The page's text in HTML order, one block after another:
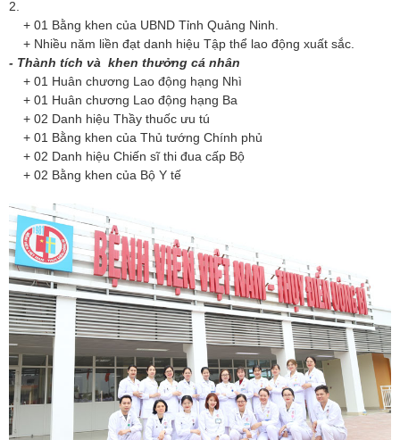
2.
+ 01 Bằng khen của UBND Tỉnh Quảng Ninh.
+ Nhiều năm liền đạt danh hiệu Tập thể lao động xuất sắc.
- Thành tích và khen thưởng cá nhân
+ 01 Huân chương Lao động hạng Nhì
+ 01 Huân chương Lao động hạng Ba
+ 02 Danh hiệu Thầy thuốc ưu tú
+ 01 Bằng khen của Thủ tướng Chính phủ
+ 02 Danh hiệu Chiến sĩ thi đua cấp Bộ
+ 02 Bằng khen của Bộ Y tế